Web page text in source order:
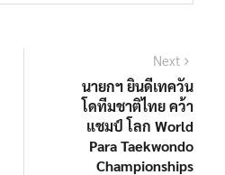
Next
Next
นายกฯ ยินดีเทควัน
โดทีมชาติไทย คว้า
แชมป์ โลก World